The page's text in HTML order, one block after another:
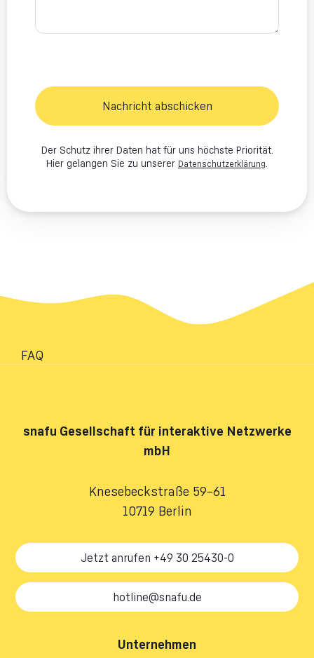
Nachricht abschicken
Der Schutz ihrer Daten hat für uns höchste Priorität.
Hier gelangen Sie zu unserer Datenschutzerklärung
FAQ
snafu Gesellschaft für interaktive Netzwerke
mbH
Knesebeckstraße 59–61
10719 Berlin
Jetzt anrufen +49 30 25430-0
hotline@snafu.de
Unternehmen